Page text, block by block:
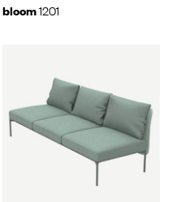
bloom1201